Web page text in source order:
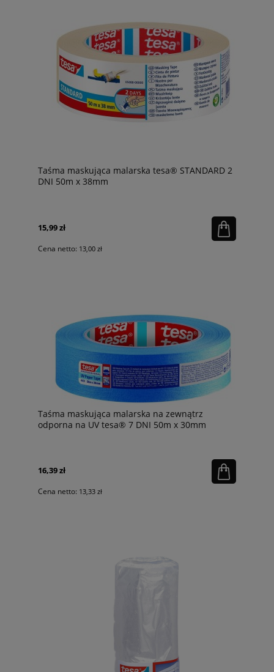
Taśma maskująca malarska tesa® STANDARD 2
DNI 50m x 38mm
15,99 zł
Cena netto: 13,00 zł
Taśma maskująca malarska na zewnątrz
odporna na UV tesa® 7 DNI 50m x 30mm
16,39 zł
Cena netto: 13,33 zł